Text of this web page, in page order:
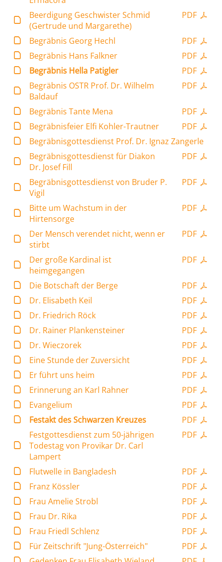
PDF
Beerdigung Geschwister Schmid
(Gertrude und Margarethe)
PDF
Begräbnis Georg Hechl
PDF
Begräbnis Hans Falkner
PDF
Begräbnis Hella Patigler
PDF
Begräbnis OSTR Prof. Dr. Wilhelm
Baldauf
PDF
Begräbnis Tante Mena
PDF
Begräbnisfeier Elfi Kohler-Trautner
Begräbnisgottesdienst Prof. Dr. Ignaz Zangerle
PDF
Begräbnisgottesdienst für Diakon
Dr. Josef Fill
PDF
Begräbnisgottesdienst von Bruder P.
Vigil
PDF
Bitte um Wachstum in der
Hirtensorge
PDF
Der Mensch verendet nicht, wenn er
stirbt
PDF
Der große Kardinal ist
heimgegangen
PDF
Die Botschaft der Berge
PDF
Dr. Elisabeth Keil
PDF
Dr. Friedrich Röck
PDF
Dr. Rainer Plankensteiner
PDF
Dr. Wieczorek
PDF
Eine Stunde der Zuversicht
PDF
Er führt uns heim
PDF
Erinnerung an Karl Rahner
PDF
Evangelium
PDF
Festakt des Schwarzen Kreuzes
PDF
Festgottesdienst zum 50-jährigen
Todestag von Provikar Dr. Carl
Lampert
PDF
Flutwelle in Bangladesh
PDF
Franz Kössler
PDF
Frau Amelie Strobl
PDF
Frau Dr. Rika
PDF
Frau Friedl Schlenz
PDF
Für Zeitschrift "Jung-Österreich"